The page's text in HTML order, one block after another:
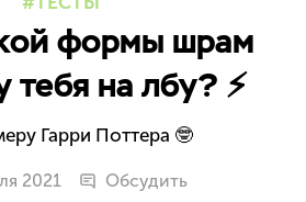
формы шрам
на лбу? ⚡
Гарри Поттера 🤓
2021 Обсудить